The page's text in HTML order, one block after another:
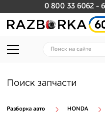
0 800 33 6062 -
Поиск запчасти
Разборка авто HONDA